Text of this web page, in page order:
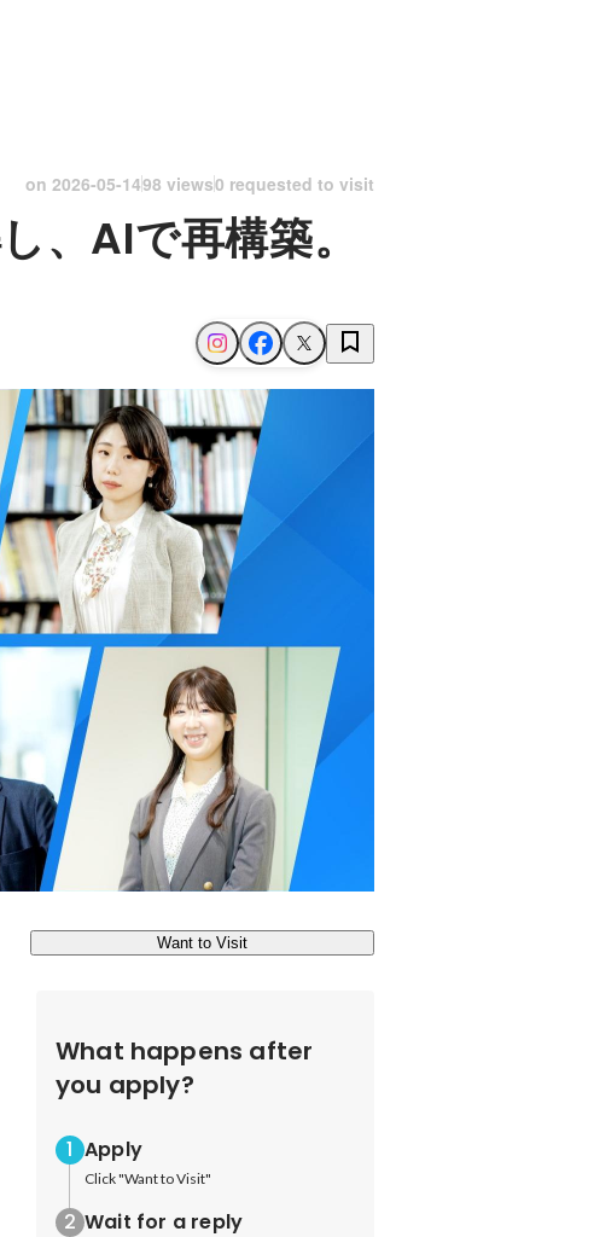
on 2026-05-1498 views0 requested to visit
、AIで再構築。
Want to Visit
What happens after
you apply?
Apply
Click "Want to Visit"
Wait for a reply